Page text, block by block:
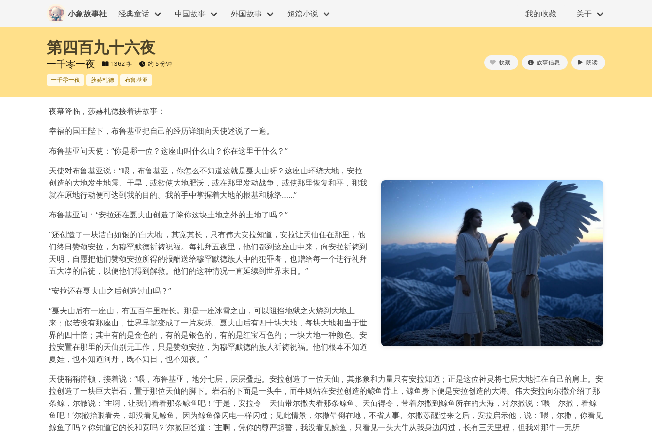
小象故事社 经典童话 中国故事 外国故事 短篇小说 我的收藏 关于
第四百九十六夜
一千零一夜 1362 字 约 5 分钟
一千零一夜 莎赫札德 布鲁基亚
收藏 故事信息 朗读
夜幕降临，莎赫札德接着讲故事：
幸福的国王陛下，布鲁基亚把自己的经历详细向天使述说了一遍。
布鲁基亚问天使：“你是哪一位？这座山叫什么山？你在这里干什么？”
天使对布鲁基亚说：“喂，布鲁基亚，你怎么不知道这就是戛夫山呀？这座山环绕大地，安拉
创造的大地发生地震、干旱，或欲使大地肥沃，或在那里发动战争，或使那里恢复和平，那我
就在原地行动便可达到我的目的。我的手中掌握着大地的根基和脉络……”
布鲁基亚问：“安拉还在戛夫山创造了除你这块土地之外的土地了吗？”
“还创造了一块洁白如银的‘白大地’，其宽其长，只有伟大安拉知道，安拉让天仙住在那里，他
们终日赞颂安拉，为穆罕默德祈祷祝福。每礼拜五夜里，他们都到这座山中来，向安拉祈祷到
天明，自愿把他们赞颂安拉所得的报酬送给穆罕默德族人中的犯罪者，也赠给每一个进行礼拜
五大净的信徒，以便他们得到解救。他们的这种情况一直延续到世界末日。”
“安拉还在戛夫山之后创造过山吗？”
“戛夫山后有一座山，有五百年里程长。那是一座冰雪之山，可以阻挡地狱之火烧到大地上
来；假若没有那座山，世界早就变成了一片灰烬。戛夫山后有四十块大地，每块大地相当于世
界的四十倍；其中有的是金色的，有的是银色的，有的是红宝石色的；一块大地一种颜色。安
拉安置在那里的天仙别无工作，只是赞颂安拉，为穆罕默德的族人祈祷祝福。他们根本不知道
夏娃，也不知道阿丹，既不知日，也不知夜。”
天使稍稍停顿，接着说：“喂，布鲁基亚，地分七层，层层叠起。安拉创造了一位天仙，其形象和力量只有安拉知道；正是这位神灵将七层大地扛在自己的肩上。安
拉创造了一块巨大岩石，置于那位天仙的脚下。岩石的下面是一头牛，而牛则站在安拉创造的鲸鱼背上，鲸鱼身下便是安拉创造的大海。伟大安拉向尔撒介绍了那
条鲸，尔撒说：‘主啊，让我们看看那条鲸鱼吧！’于是，安拉令一天仙带尔撒去看那条鲸鱼。天仙得令，带着尔撒到鲸鱼所在的大海，对尔撒说：‘喂，尔撒，看鲸
鱼吧！’尔撤抬眼看去，却没看见鲸鱼。因为鲸鱼像闪电一样闪过；见此情景，尔撒晕倒在地，不省人事。尔撒苏醒过来之后，安拉启示他，说：‘喂，尔撒，你看见
鲸鱼了吗？你知道它的长和宽吗？’尔撒回答道：‘主啊，凭你的尊严起誓，我没看见鲸鱼，只看见一头大牛从我身边闪过，长有三天里程，但我对那牛一无所